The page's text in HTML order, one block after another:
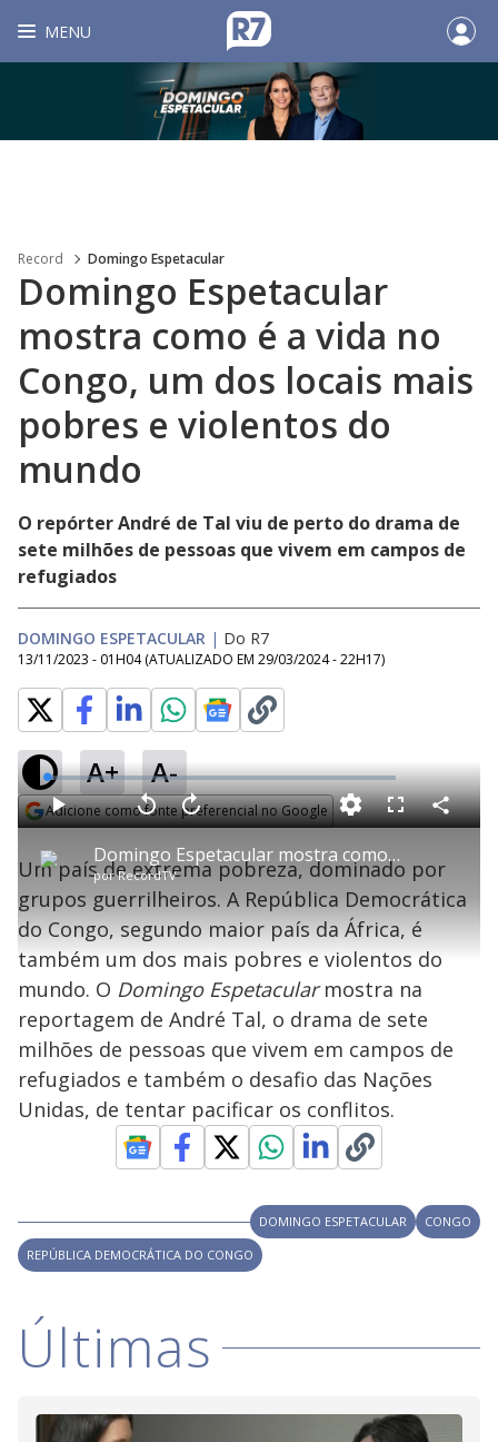
MENU
Record Domingo Espetacular
Domingo Espetacular
mostra como é a vida no
Congo, um dos locais mais
pobres e violentos do
mundo
O repórter André de Tal viu de perto do drama de
sete milhões de pessoas que vivem em campos de
refugiados
DOMINGO ESPETACULAR | Do R7
13/11/2023 - 01H04 (ATUALIZADO EM 29/03/2024 - 22H17)
A+ A-
Adicione como fonte preferencial no Google
P
l
a
y
V
i
d
e
o
Domingo Espetacular mostra como é a vida no Congo, um dos locais mais pobres e violentos do mundo
porRecordTV
P V
t
a
r
1
e
g
u
n
d
s
A
n
ç
a
1
s
e
u
n
o
s
M
u
d
o
L
o
a
d
e
:
1
.
8
9
%
F
l
s
c
e
n
C
o
a
r
i
l
Um país de extrema pobreza, dominado por
grupos guerrilheiros. A República Democrática
do Congo, segundo maior país da África, é
também um dos mais pobres e violentos do
mundo. O Domingo Espetacularmostra na
reportagem de André Tal, o drama de sete
milhões de pessoas que vivem em campos de
refugiados e também o desafio das Nações
Unidas, de tentar pacificar os conflitos.
DOMINGO ESPETACULAR
CONGO
REPÚBLICA DEMOCRÁTICA DO CONGO
Últimas